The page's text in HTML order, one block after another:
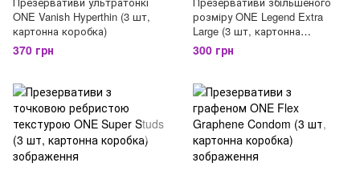
ONE Vanish Hyperthin (3 шт,
картонна коробка)
370 грн
розміру ONE Legend Extra
Large (3 шт, картонна
коробка)
300 грн